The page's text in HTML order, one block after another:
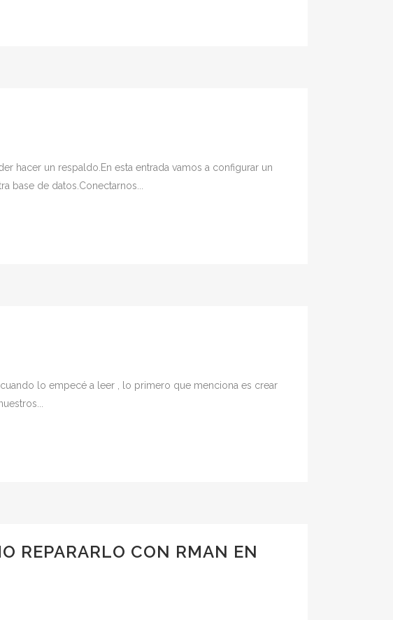
hacer un respaldo.En esta entrada vamos a configurar un
base de datos.Conectarnos...
lo empecé a leer , lo primero que menciona es crear
REPARARLO CON RMAN EN